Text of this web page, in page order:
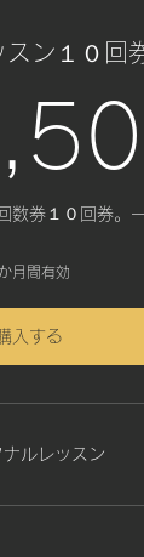
スン１０回
数券１０回券。
月間有効
入する
ナルレッスン